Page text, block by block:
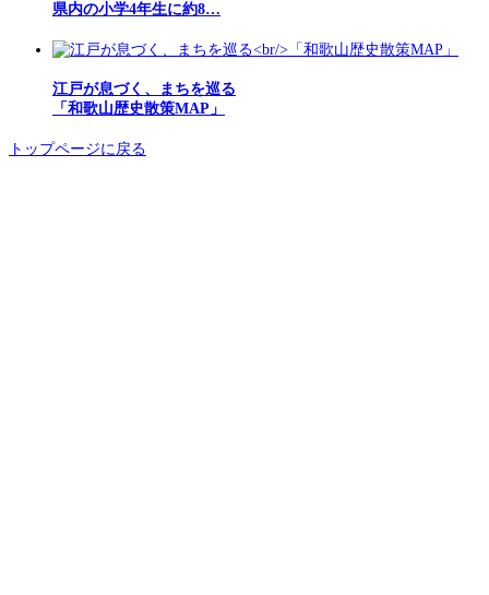
県内の小学4年生に約8…
江戸が息づく、まちを巡る
「和歌山歴史散策MAP」
トップページに戻る